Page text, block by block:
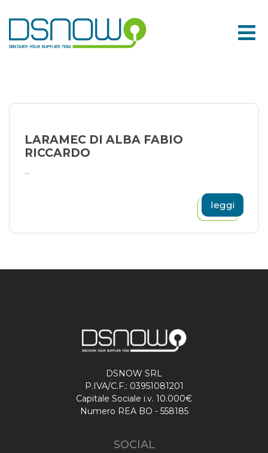
to
content
LARAMEC DI ALBA FABIO
RICCARDO
...
leggi
DSNOW SRL
P.IVA/C.F.: 03951081201
Capitale Sociale i.v. 10.000€
Numero REA BO - 558185
SOCIAL